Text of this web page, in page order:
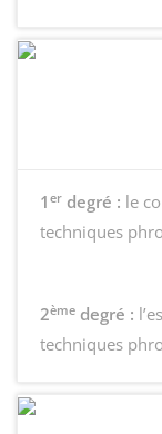
1 er degré : le
techniques
2ème degré :
techniques